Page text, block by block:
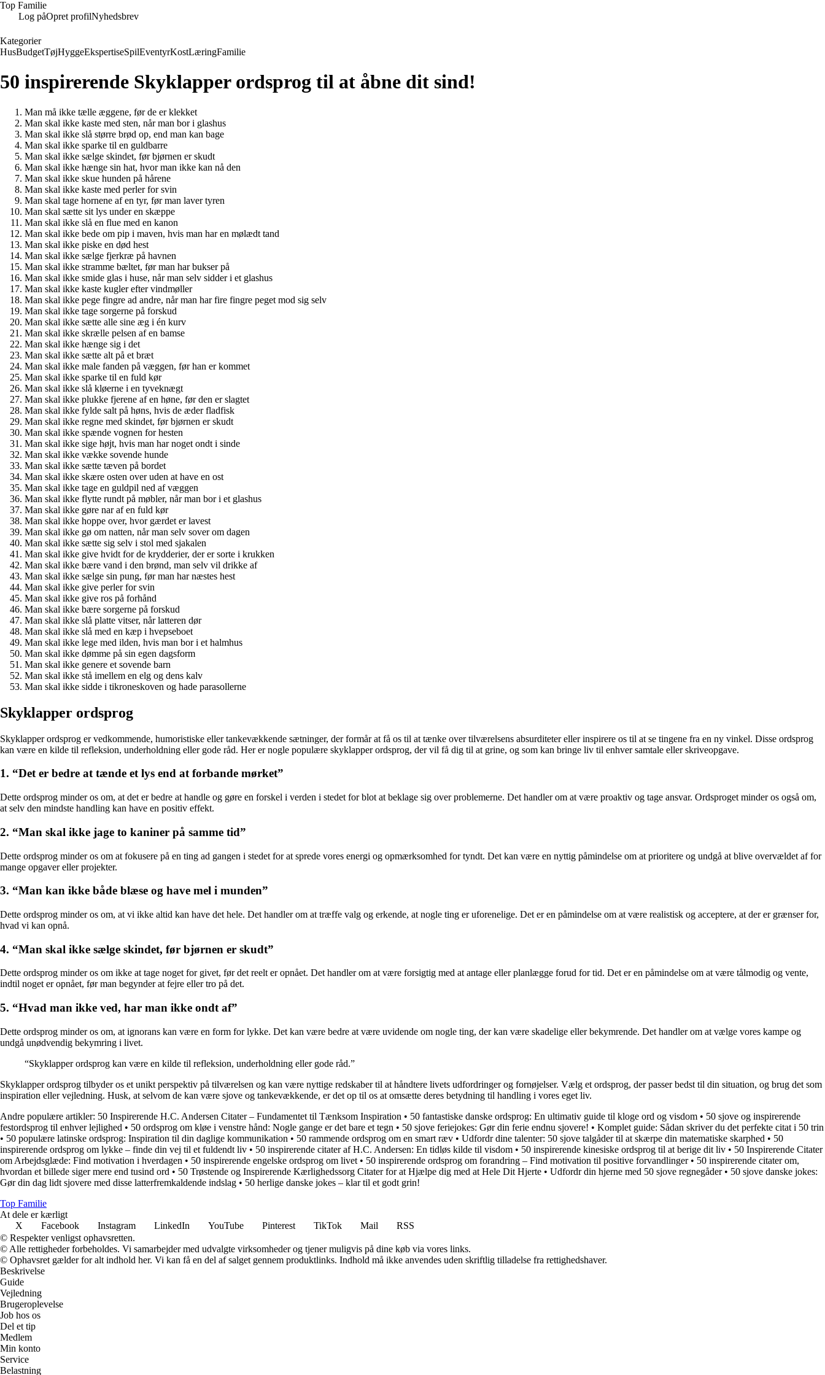
Top Familie
Log påOpret profilNyhedsbrev
Kategorier
HusBudgetTøjHyggeEkspertiseSpilEventyrKostLæringFamilie
50 inspirerende Skyklapper ordsprog til at åbne dit sind!
Man må ikke tælle æggene, før de er klekket
Man skal ikke kaste med sten, når man bor i glashus
Man skal ikke slå større brød op, end man kan bage
Man skal ikke sparke til en guldbarre
Man skal ikke sælge skindet, før bjørnen er skudt
Man skal ikke hænge sin hat, hvor man ikke kan nå den
Man skal ikke skue hunden på hårene
Man skal ikke kaste med perler for svin
Man skal tage hornene af en tyr, før man laver tyren
Man skal sætte sit lys under en skæppe
Man skal ikke slå en flue med en kanon
Man skal ikke bede om pip i maven, hvis man har en mølædt tand
Man skal ikke piske en død hest
Man skal ikke sælge fjerkræ på havnen
Man skal ikke stramme bæltet, før man har bukser på
Man skal ikke smide glas i huse, når man selv sidder i et glashus
Man skal ikke kaste kugler efter vindmøller
Man skal ikke pege fingre ad andre, når man har fire fingre peget mod sig selv
Man skal ikke tage sorgerne på forskud
Man skal ikke sætte alle sine æg i én kurv
Man skal ikke skrælle pelsen af en bamse
Man skal ikke hænge sig i det
Man skal ikke sætte alt på et bræt
Man skal ikke male fanden på væggen, før han er kommet
Man skal ikke sparke til en fuld kør
Man skal ikke slå kløerne i en tyveknægt
Man skal ikke plukke fjerene af en høne, før den er slagtet
Man skal ikke fylde salt på høns, hvis de æder fladfisk
Man skal ikke regne med skindet, før bjørnen er skudt
Man skal ikke spænde vognen for hesten
Man skal ikke sige højt, hvis man har noget ondt i sinde
Man skal ikke vække sovende hunde
Man skal ikke sætte tæven på bordet
Man skal ikke skære osten over uden at have en ost
Man skal ikke tage en guldpil ned af væggen
Man skal ikke flytte rundt på møbler, når man bor i et glashus
Man skal ikke gøre nar af en fuld kør
Man skal ikke hoppe over, hvor gærdet er lavest
Man skal ikke gø om natten, når man selv sover om dagen
Man skal ikke sætte sig selv i stol med sjakalen
Man skal ikke give hvidt for de krydderier, der er sorte i krukken
Man skal ikke bære vand i den brønd, man selv vil drikke af
Man skal ikke sælge sin pung, før man har næstes hest
Man skal ikke give perler for svin
Man skal ikke give ros på forhånd
Man skal ikke bære sorgerne på forskud
Man skal ikke slå platte vitser, når latteren dør
Man skal ikke slå med en kæp i hvepseboet
Man skal ikke lege med ilden, hvis man bor i et halmhus
Man skal ikke dømme på sin egen dagsform
Man skal ikke genere et sovende barn
Man skal ikke stå imellem en elg og dens kalv
Man skal ikke sidde i tikroneskoven og hade parasollerne
Skyklapper ordsprog
Skyklapper ordsprog er vedkommende, humoristiske eller tankevækkende sætninger, der formår at få os til at tænke over tilværelsens absurditeter eller inspirere os til at se tingene fra en ny vinkel. Disse ordsprog
kan være en kilde til refleksion, underholdning eller gode råd. Her er nogle populære skyklapper ordsprog, der vil få dig til at grine, og som kan bringe liv til enhver samtale eller skriveopgave.
1. “Det er bedre at tænde et lys end at forbande mørket”
Dette ordsprog minder os om, at det er bedre at handle og gøre en forskel i verden i stedet for blot at beklage sig over problemerne. Det handler om at være proaktiv og tage ansvar. Ordsproget minder os også om,
at selv den mindste handling kan have en positiv effekt.
2. “Man skal ikke jage to kaniner på samme tid”
Dette ordsprog minder os om at fokusere på en ting ad gangen i stedet for at sprede vores energi og opmærksomhed for tyndt. Det kan være en nyttig påmindelse om at prioritere og undgå at blive overvældet af for
mange opgaver eller projekter.
3. “Man kan ikke både blæse og have mel i munden”
Dette ordsprog minder os om, at vi ikke altid kan have det hele. Det handler om at træffe valg og erkende, at nogle ting er uforenelige. Det er en påmindelse om at være realistisk og acceptere, at der er grænser for,
hvad vi kan opnå.
4. “Man skal ikke sælge skindet, før bjørnen er skudt”
Dette ordsprog minder os om ikke at tage noget for givet, før det reelt er opnået. Det handler om at være forsigtig med at antage eller planlægge forud for tid. Det er en påmindelse om at være tålmodig og vente,
indtil noget er opnået, før man begynder at fejre eller tro på det.
5. “Hvad man ikke ved, har man ikke ondt af”
Dette ordsprog minder os om, at ignorans kan være en form for lykke. Det kan være bedre at være uvidende om nogle ting, der kan være skadelige eller bekymrende. Det handler om at vælge vores kampe og
undgå unødvendig bekymring i livet.
“Skyklapper ordsprog kan være en kilde til refleksion, underholdning eller gode råd.”
Skyklapper ordsprog tilbyder os et unikt perspektiv på tilværelsen og kan være nyttige redskaber til at håndtere livets udfordringer og fornøjelser. Vælg et ordsprog, der passer bedst til din situation, og brug det som
inspiration eller vejledning. Husk, at selvom de kan være sjove og tankevækkende, er det op til os at omsætte deres betydning til handling i vores eget liv.
Andre populære artikler: 50 Inspirerende H.C. Andersen Citater – Fundamentet til Tænksom Inspiration • 50 fantastiske danske ordsprog: En ultimativ guide til kloge ord og visdom • 50 sjove og inspirerende
festordsprog til enhver lejlighed • 50 ordsprog om kløe i venstre hånd: Nogle gange er det bare et tegn • 50 sjove feriejokes: Gør din ferie endnu sjovere! • Komplet guide: Sådan skriver du det perfekte citat i 50 trin
• 50 populære latinske ordsprog: Inspiration til din daglige kommunikation • 50 rammende ordsprog om en smart ræv • Udfordr dine talenter: 50 sjove talgåder til at skærpe din matematiske skarphed • 50
inspirerende ordsprog om lykke – finde din vej til et fuldendt liv • 50 inspirerende citater af H.C. Andersen: En tidløs kilde til visdom • 50 inspirerende kinesiske ordsprog til at berige dit liv • 50 Inspirerende Citater
om Arbejdsglæde: Find motivation i hverdagen • 50 inspirerende engelske ordsprog om livet • 50 inspirerende ordsprog om forandring – Find motivation til positive forvandlinger• 50 inspirerende citater om,
hvordan et billede siger mere end tusind ord • 50 Trøstende og Inspirerende Kærlighedssorg Citater for at Hjælpe dig med at Hele Dit Hjerte • Udfordr din hjerne med 50 sjove regnegåder• 50 sjove danske jokes:
Gør din dag lidt sjovere med disse latterfremkaldende indslag • 50 herlige danske jokes – klar til et godt grin!
Top Familie
At dele er kærligt
X
Facebook Instagram LinkedIn YouTube Pinterest TikTok Mail
RSS
© Respekter venligst ophavsretten.
© Alle rettigheder forbeholdes. Vi samarbejder med udvalgte virksomheder og tjener muligvis på dine køb via vores links.
© Ophavsret gælder for alt indhold her. Vi kan få en del af salget gennem produktlinks. Indhold må ikke anvendes uden skriftlig tilladelse fra rettighedshaver.
Beskrivelse
Guide
Vejledning
Brugeroplevelse
Job hos os
Del et tip
Medlem
Min konto
Service
Belastning